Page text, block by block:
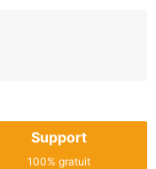
Support
100% gratuit